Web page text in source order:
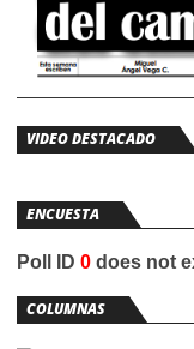
VIDEO DESTACADO
ENCUESTA
Poll ID 0 does not
COLUMNAS